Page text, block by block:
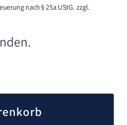
nach § 25a UStG. zzgl.